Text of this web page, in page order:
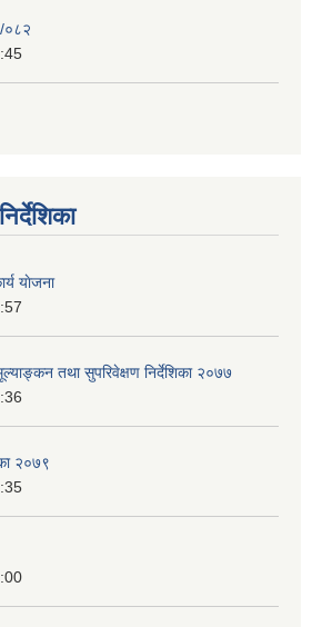
०८२
याेजना
तथा सुपरिवेक्षण निर्देशिका २०७७
२०७९